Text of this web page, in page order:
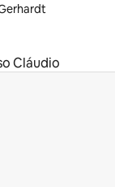
Cláudio